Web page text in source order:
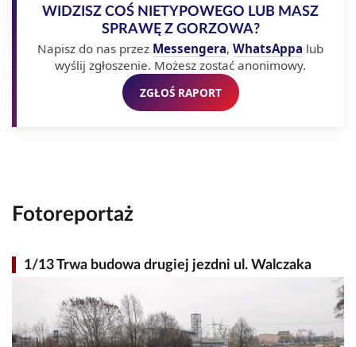
WIDZISZ COŚ NIETYPOWEGO LUB MASZ
SPRAWĘ Z GORZOWA?
Napisz do nas przez Messengera, WhatsAppa lub
wyślij zgłoszenie. Możesz zostać anonimowy.
ZGŁOŚ RAPORT
Fotoreportaż
1/13 Trwa budowa drugiej jezdni ul. Walczaka